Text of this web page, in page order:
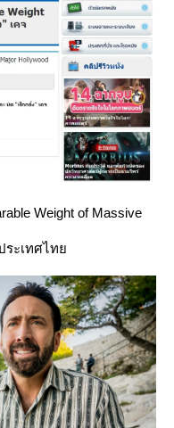
Weight of Massive
ระเทศไท